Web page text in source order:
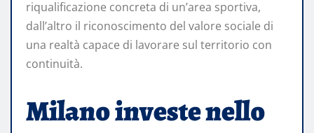
riqualificazione concreta di un’area sportiva,
dall’altro il riconoscimento del valore sociale di
una realtà capace di lavorare sul territorio con
continuità.
Milano investe nello